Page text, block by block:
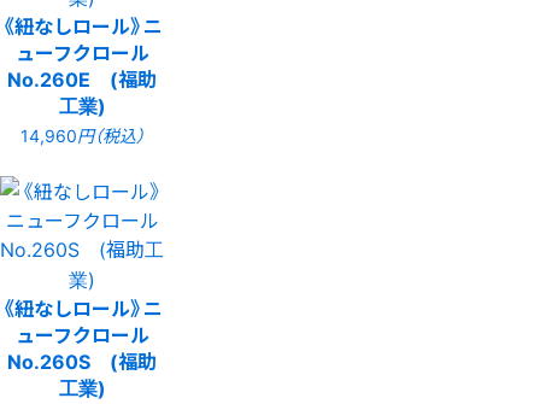
《紐なしロール》ニ
ューフクロール
No.260E (福助
工業)
14,960円（税込）
《紐なしロール》ニ
ューフクロール
No.260S (福助
工業)